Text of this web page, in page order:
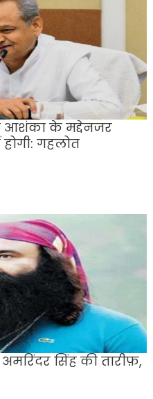
आशंका के मद्देनजर
गहलोत
सिंह की तारीफ़,